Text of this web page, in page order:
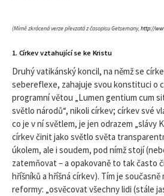
(Mírně zkrácená verze převzatá z časopisu Getsemany,http://
1. Církev vztahující se ke Kristu
Druhý vatikánský koncil, na němž se
sebereflexe, zahajuje svou konstituci o
programní větou „Lumen gentium cum
světlo národů“, nikoli církev; církev své
co je v ní světlem, je jen odrazem „slávy
církev činit jako světlo světa
úkolem, ale i soudem, pod nímž stojí
zatemňovat – a opakovaně to tak často
hříšníků a hříšná církev). Tím je
reformy: „osvěcovat všechny lidi (stále